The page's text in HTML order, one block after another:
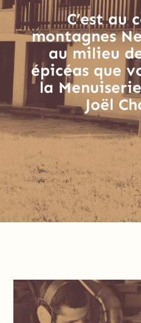
C’est au
montagnes
au milieu
épicéas que
la
Joël